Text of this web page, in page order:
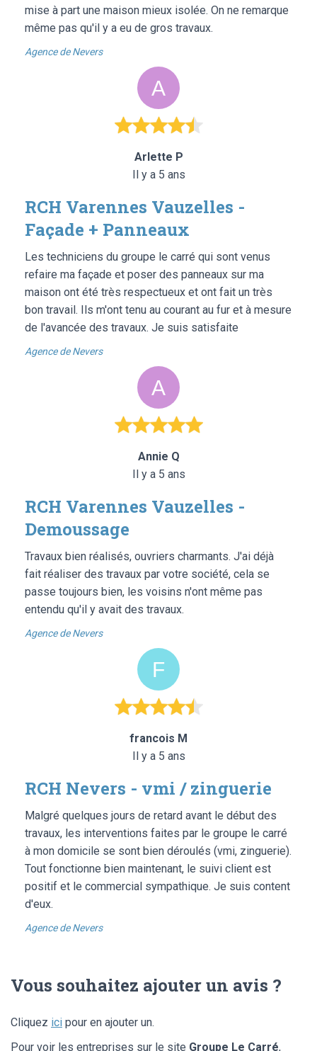
mise à part une maison mieux isolée. On ne remarque
même pas qu'il y a eu de gros travaux.
Agence de Nevers
Arlette P
Il y a 5 ans
RCH Varennes Vauzelles -
Façade + Panneaux
Les techniciens du groupe le carré qui sont venus
refaire ma façade et poser des panneaux sur ma
maison ont été très respectueux et ont fait un très
bon travail. Ils m'ont tenu au courant au fur et à mesure
de l'avancée des travaux. Je suis satisfaite
Agence de Nevers
Annie Q
Il y a 5 ans
RCH Varennes Vauzelles -
Demoussage
Travaux bien réalisés, ouvriers charmants. J'ai déjà
fait réaliser des travaux par votre société, cela se
passe toujours bien, les voisins n'ont même pas
entendu qu'il y avait des travaux.
Agence de Nevers
francois M
Il y a 5 ans
RCH Nevers - vmi / zinguerie
Malgré quelques jours de retard avant le début des
travaux, les interventions faites par le groupe le carré
à mon domicile se sont bien déroulés (vmi, zinguerie).
Tout fonctionne bien maintenant, le suivi client est
positif et le commercial sympathique. Je suis content
d'eux.
Agence de Nevers
Vous souhaitez ajouter un avis ?
Cliquez ici pour en ajouter un.
Pour voir les entreprises sur le site Groupe Le Carré,